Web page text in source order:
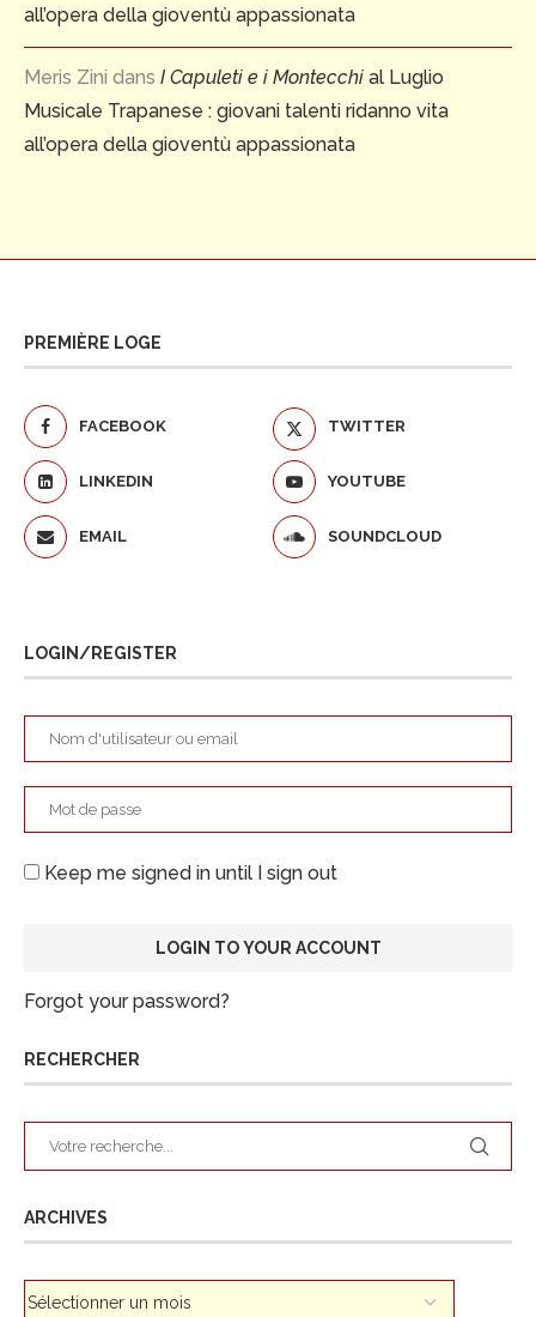
all’opera della gioventù appassionata
Meris Zini dans I Capuleti e i Montecchi al Luglio
Musicale Trapanese : giovani talenti ridanno vita
all’opera della gioventù appassionata
PREMIÈRE LOGE
FACEBOOK TWITTER
LINKEDIN YOUTUBE
EMAIL SOUNDCLOUD
LOGIN/REGISTER
Keep me signed in until I sign out
Forgot your password?
RECHERCHER
ARCHIVES